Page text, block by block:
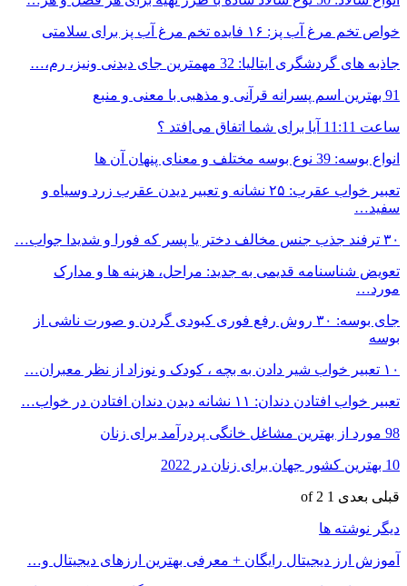
خواص تخم مرغ آب پز: ۱۶ فایده تخم مرغ آب پز برای سلامتی
جاذبه های گردشگری ایتالیا: 32 مهمترین جای دیدنی ونیز، رم،…
91 بهترین اسم پسرانه قرآنی و مذهبی با معنی و منبع
ساعت 11:11 آیا برای شما اتفاق می‌افتد ؟
انواع بوسه: 39 نوع بوسه مختلف و معنای پنهان آن ها
تعبیر خواب عقرب: ۲۵ نشانه و تعبیر دیدن عقرب زرد وسیاه و
سفید…
۳۰ ترفند جذب جنس مخالف دختر یا پسر که فورا و شدیدا جواب…
تعویض شناسنامه قدیمی به جدید: مراحل، هزینه ها و مدارک
مورد…
جای بوسه: ۳۰ روش رفع فوری کبودی گردن و صورت ناشی از
بوسه
۱۰ تعبیر خواب شیر دادن به بچه ، کودک و نوزاد از نظر معبران…
تعبیر خواب افتادن دندان: ۱۱ نشانه دیدن دندان افتادن در خواب…
98 مورد از بهترین مشاغل خانگی پردرآمد برای زنان
10 بهترین کشور جهان برای زنان در 2022
قبلی بعدی 1 of 2
دیگر نوشته ها
آموزش ارز دیجیتال رایگان + معرفی بهترین ارزهای دیجیتال و…